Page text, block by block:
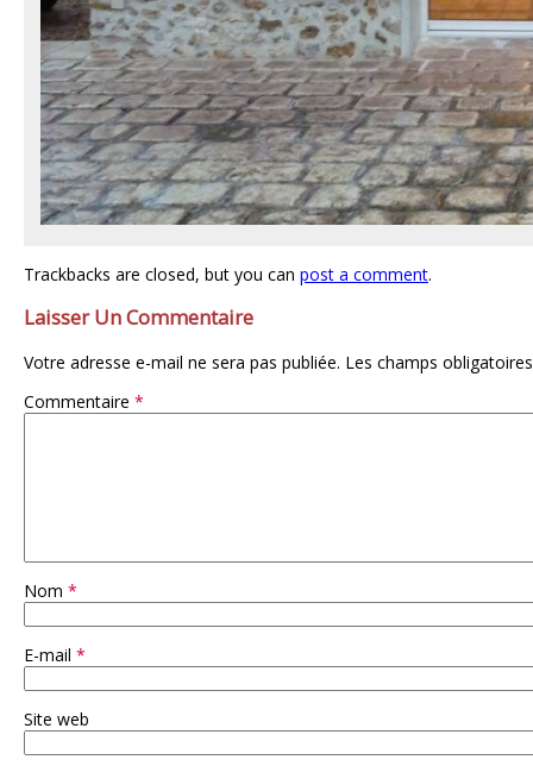
Trackbacks are closed, but you can post a comment.
Laisser Un Commentaire
Votre adresse e-mail ne sera pas publiée. Les champs
Commentaire *
Nom *
E-mail *
Site web